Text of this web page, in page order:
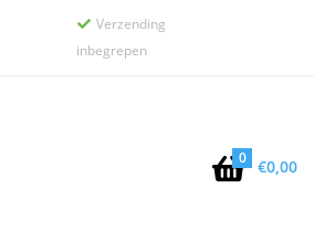
 Verzending
inbegrepen
0 €0,00